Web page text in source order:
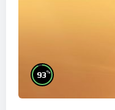
93%